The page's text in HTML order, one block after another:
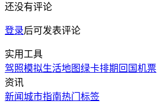
还没有评论
登录后可发表评论
实用工具
驾照模拟生活地图绿卡排期 回国机票
资讯
新闻城市指南热门标签